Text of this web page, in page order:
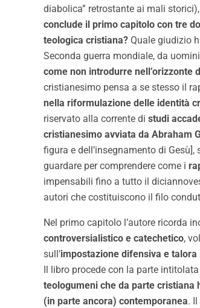
diabolica” retrostante ai mali
conclude il primo capitolo con tre
teologica cristiana? Quale giudizio
Seconda guerra mondiale, da
come non introdurre nell’orizzonte
cristianesimo pensa a se stesso il
nella riformulazione delle identità
riservato alla corrente di studi
cristianesimo avviata da Abraham
figura e dell’insegnamento di
guardare per comprendere come i
impensabili fino a tutto il
autori che costituiscono il filo
Nel primo capitolo l’autore ricorda
controversialistico e catechetico,
sull’impostazione difensiva e
Il libro procede con la parte intitolata
teologumeni che da parte cristiana
(in parte ancora) contemporanea.